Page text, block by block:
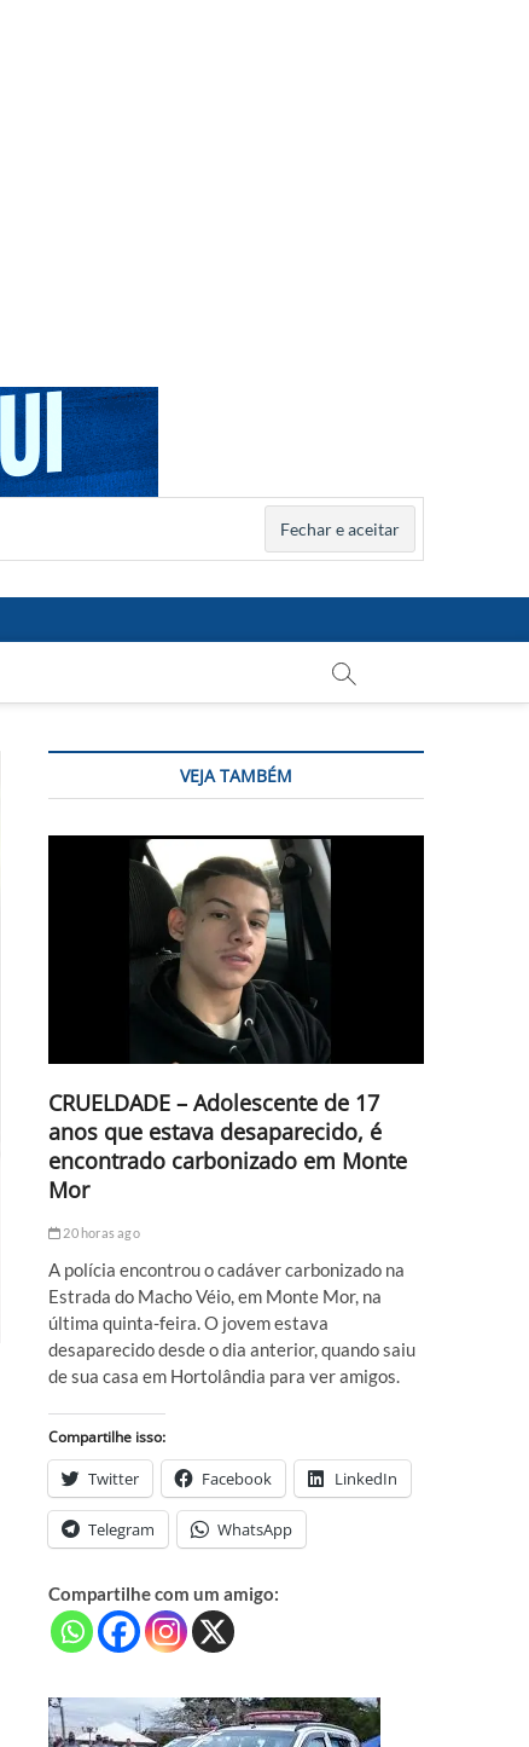
VEJA TAMBÉM
CRUELDADE – Adolescente de 17
anos que estava desaparecido, é
encontrado carbonizado em Monte
Mor
20 horas ago
A polícia encontrou o cadáver carbonizado na
Estrada do Macho Véio, em Monte Mor, na
última quinta-feira. O jovem estava
desaparecido desde o dia anterior, quando saiu
de sua casa em Hortolândia para ver amigos.
Compartilhe isso:
Twitter Facebook LinkedIn
Telegram WhatsApp
Compartilhe com um amigo: